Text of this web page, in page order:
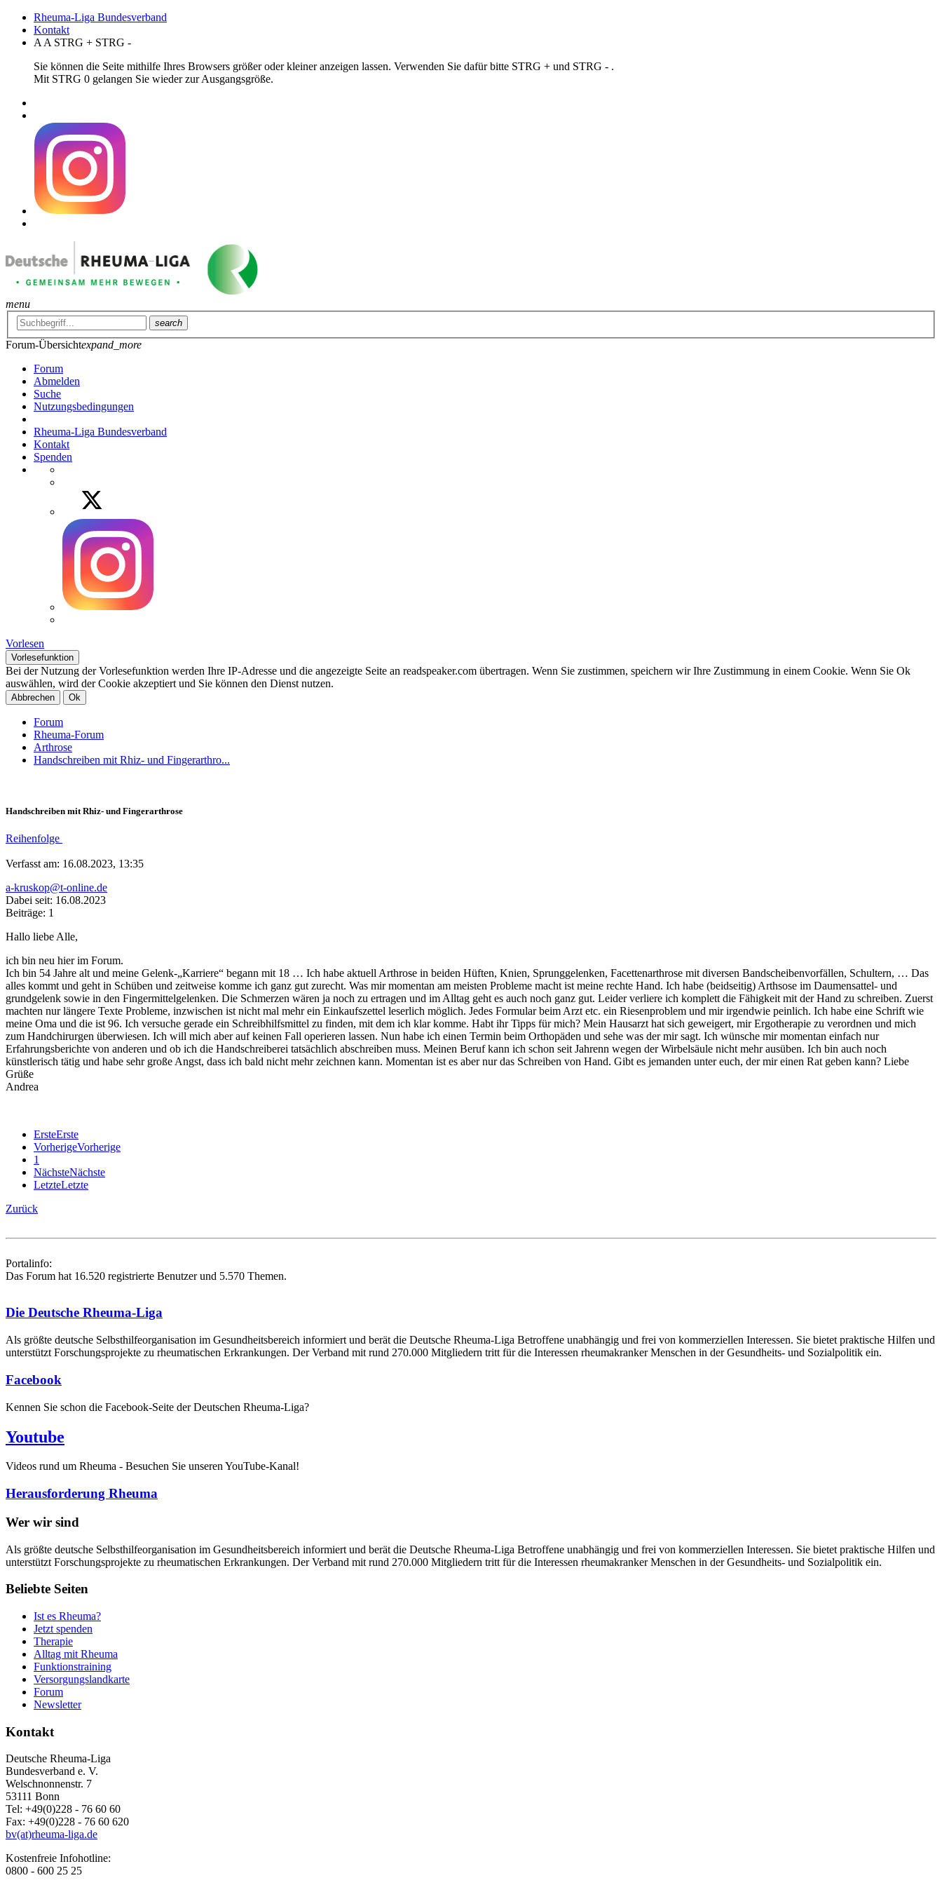
Rheuma-Liga Bundesverband
Kontakt
A A STRG + STRG -
Sie können die Seite mithilfe Ihres Browsers größer oder kleiner anzeigen lassen. Verwenden Sie dafür bitte STRG + und STRG - .
Mit STRG 0 gelangen Sie wieder zur Ausgangsgröße.
menu
search
Forum-Übersichtexpand_more
Forum
Abmelden
Suche
Nutzungsbedingungen
Rheuma-Liga Bundesverband
Kontakt
Spenden
Vorlesen
Vorlesefunktion
Bei der Nutzung der Vorlesefunktion werden Ihre IP-Adresse und die angezeigte Seite an readspeaker.com übertragen. Wenn Sie zustimmen, speichern wir Ihre Zustimmung in einem Cookie. Wenn Sie Ok
auswählen, wird der Cookie akzeptiert und Sie können den Dienst nutzen.
Abbrechen Ok
Forum
Rheuma-Forum
Arthrose
Handschreiben mit Rhiz- und Fingerarthro...
Handschreiben mit Rhiz- und Fingerarthrose
Reihenfolge
Verfasst am: 16.08.2023, 13:35
a-kruskop@t-online.de
Dabei seit: 16.08.2023
Beiträge: 1
Hallo liebe Alle,
ich bin neu hier im Forum.
Ich bin 54 Jahre alt und meine Gelenk-„Karriere“ begann mit 18 … Ich habe aktuell Arthrose in beiden Hüften, Knien, Sprunggelenken, Facettenarthrose mit diversen Bandscheibenvorfällen, Schultern, … Das
alles kommt und geht in Schüben und zeitweise komme ich ganz gut zurecht. Was mir momentan am meisten Probleme macht ist meine rechte Hand. Ich habe (beidseitig) Arthsose im Daumensattel- und
grundgelenk sowie in den Fingermittelgelenken. Die Schmerzen wären ja noch zu ertragen und im Alltag geht es auch noch ganz gut. Leider verliere ich komplett die Fähigkeit mit der Hand zu schreiben. Zuerst
machten nur längere Texte Probleme, inzwischen ist nicht mal mehr ein Einkaufszettel leserlich möglich. Jedes Formular beim Arzt etc. ein Riesenproblem und mir irgendwie peinlich. Ich habe eine Schrift wie
meine Oma und die ist 96. Ich versuche gerade ein Schreibhilfsmittel zu finden, mit dem ich klar komme. Habt ihr Tipps für mich? Mein Hausarzt hat sich geweigert, mir Ergotherapie zu verordnen und mich
zum Handchirurgen überwiesen. Ich will mich aber auf keinen Fall operieren lassen. Nun habe ich einen Termin beim Orthopäden und sehe was der mir sagt. Ich wünsche mir momentan einfach nur
Erfahrungsberichte von anderen und ob ich die Handschreiberei tatsächlich abschreiben muss. Meinen Beruf kann ich schon seit Jahrenn wegen der Wirbelsäule nicht mehr ausüben. Ich bin auch noch
künstlerisch tätig und habe sehr große Angst, dass ich bald nicht mehr zeichnen kann. Momentan ist es aber nur das Schreiben von Hand. Gibt es jemanden unter euch, der mir einen Rat geben kann? Liebe
Grüße
Andrea
ErsteErste
VorherigeVorherige
1
NächsteNächste
LetzteLetzte
Zurück
Portalinfo:
Das Forum hat 16.520 registrierte Benutzer und 5.570 Themen.
Die Deutsche Rheuma-Liga
Als größte deutsche Selbsthilfe­organisation im Gesundheitsbereich informiert und berät die Deutsche Rheuma-Liga Betroffene unabhängig und frei von kommerziellen Interessen. Sie bietet praktische Hilfen und
unterstützt Forschungsprojekte zu rheumatischen Erkrankungen. Der Verband mit rund 270.000 Mitgliedern tritt für die Interessen rheumakranker Menschen in der Gesundheits- und Sozialpolitik ein.
Facebook
Kennen Sie schon die Facebook-Seite der Deutschen Rheuma-Liga?
Youtube
Videos rund um Rheuma - Besuchen Sie unseren YouTube-Kanal!
Herausforderung Rheuma
Wer wir sind
Als größte deutsche Selbsthilfeorganisation im Gesundheitsbereich informiert und berät die Deutsche Rheuma-Liga Betroffene unabhängig und frei von kommerziellen Interessen. Sie bietet praktische Hilfen und
unterstützt Forschungsprojekte zu rheumatischen Erkrankungen. Der Verband mit rund 270.000 Mitgliedern tritt für die Interessen rheumakranker Menschen in der Gesundheits- und Sozialpolitik ein.
Beliebte Seiten
Ist es Rheuma?
Jetzt spenden
Therapie
Alltag mit Rheuma
Funktionstraining
Versorgungslandkarte
Forum
Newsletter
Kontakt
Deutsche Rheuma-Liga
Bundesverband e. V.
Welschnonnenstr. 7
53111 Bonn
Tel: +49(0)228 - 76 60 60
Fax: +49(0)228 - 76 60 620
bv(at)rheuma-liga.de
Kostenfreie Infohotline:
0800 - 600 25 25